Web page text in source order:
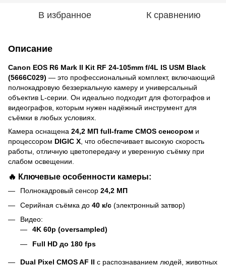
В избранное К сравнению
Описание
Canon EOS R6 Mark II Kit RF 24-105mm f/4L IS USM Black
(5666C029) — это профессиональный комплект, включающий
полнокадровую беззеркальную камеру и универсальный
объектив L-серии. Он идеально подходит для фотографов и
видеографов, которым нужен надёжный инструмент для
съёмки в любых условиях.
Камера оснащена 24,2 МП full-frame CMOS сенсором и
процессором DIGIC X , что обеспечивает высокую скорость
работы, отличную цветопередачу и уверенную съёмку при
слабом освещении.
🔥 Ключевые особенности камеры:
Полнокадровый сенсор 24,2 МП
Серийная съёмка до 40 к/с (электронный затвор)
Видео:
4K 60p (oversampled)
Full HD до 180 fps
Dual Pixel CMOS AF II с распознаванием людей, животных